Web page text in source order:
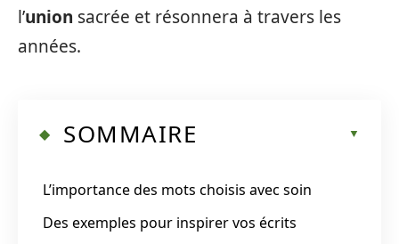
l’union sacrée et résonnera à travers les
années.
SOMMAIRE
L’importance des mots choisis avec soin
Des exemples pour inspirer vos écrits